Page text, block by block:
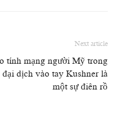
Next article
tính mạng người Mỹ trong
đại dịch vào tay Kushner là
một sự điên rồ